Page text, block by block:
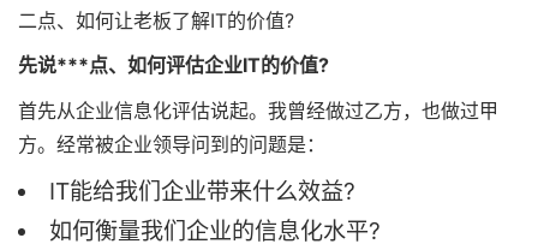
二点、如何让老板了解IT的价值?
先说***点、如何评估企业IT的价值?
首先从企业信息化评估说起。我曾经做过乙方，也做过甲
方。经常被企业领导问到的问题是：
IT能给我们企业带来什么效益?
如何衡量我们企业的信息化水平?